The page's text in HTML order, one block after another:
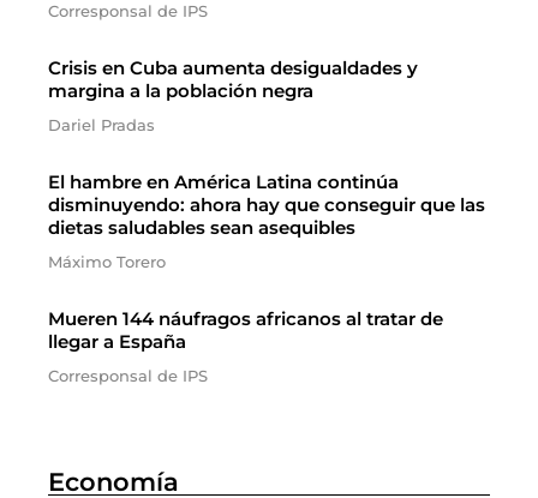
Corresponsal de IPS
Crisis en Cuba aumenta desigualdades y
margina a la población negra
Dariel Pradas
El hambre en América Latina continúa
disminuyendo: ahora hay que conseguir que las
dietas saludables sean asequibles
Máximo Torero
Mueren 144 náufragos africanos al tratar de
llegar a España
Corresponsal de IPS
Economía